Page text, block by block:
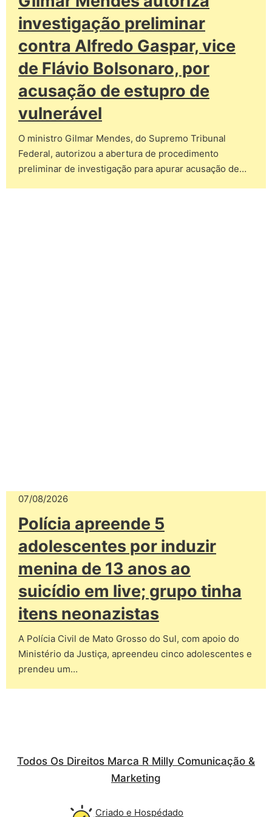
investigação preliminar
contra Alfredo Gaspar, vice
de Flávio Bolsonaro, por
acusação de estupro de
vulnerável
O ministro Gilmar Mendes, do Supremo Tribunal
Federal, autorizou a abertura de procedimento
preliminar de investigação para apurar acusação de…
07/08/2026
Polícia apreende 5
adolescentes por induzir
menina de 13 anos ao
suicídio em live; grupo tinha
itens neonazistas
A Polícia Civil de Mato Grosso do Sul, com apoio do
Ministério da Justiça, apreendeu cinco adolescentes e
prendeu um…
Todos Os Direitos Marca R Milly Comunicação &
Marketing
Criado e Hospédado